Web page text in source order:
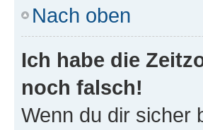
Nach oben
Ich habe die
noch falsch!
Wenn du dir sicher